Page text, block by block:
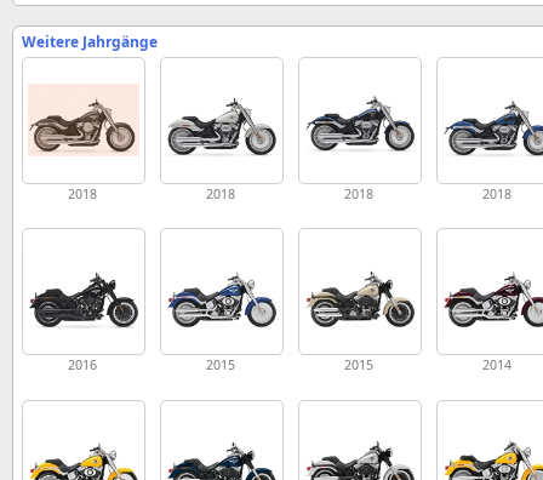
Weitere Jahrgänge
2018 2018 2018 2018
2016 2015 2015 2014